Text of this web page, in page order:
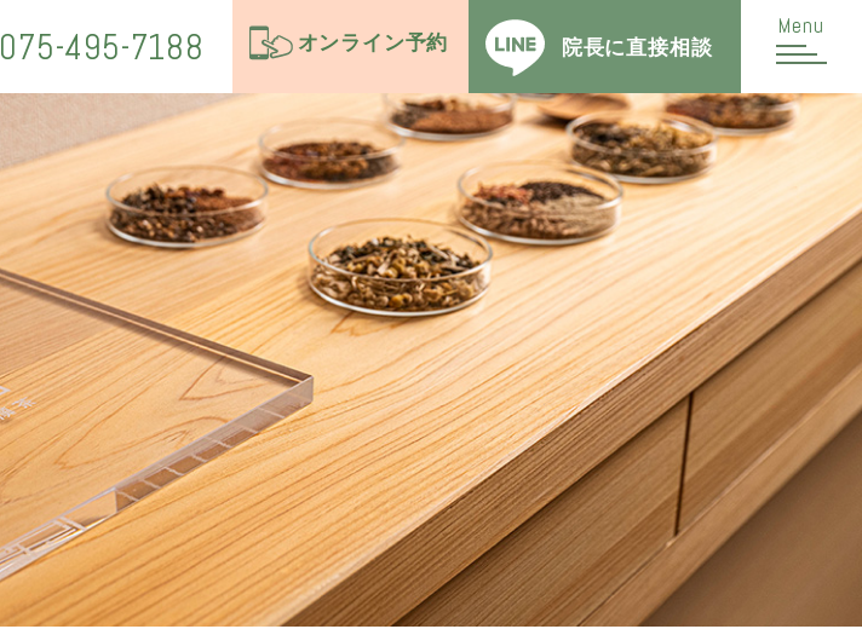
075-495-7188 オンライン予約 院長に直接相談
Menu